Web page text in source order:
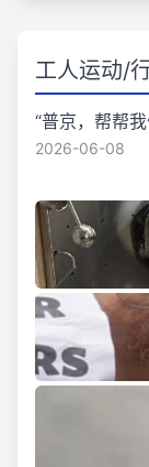
工人运动/
“普京，帮帮
2026-06-08